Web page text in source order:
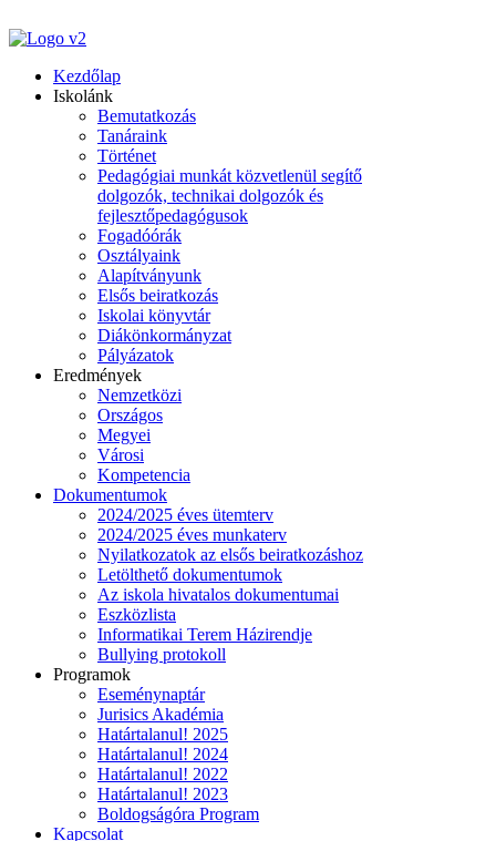
Kezdőlap
Iskolánk
Bemutatkozás
Tanáraink
Történet
Pedagógiai munkát közvetlenül segítő
dolgozók, technikai dolgozók és
fejlesztőpedagógusok
Fogadóórák
Osztályaink
Alapítványunk
Elsős beiratkozás
Iskolai könyvtár
Diákönkormányzat
Pályázatok
Eredmények
Nemzetközi
Országos
Megyei
Városi
Kompetencia
Dokumentumok
2024/2025 éves ütemterv
2024/2025 éves munkaterv
Nyilatkozatok az elsős beiratkozáshoz
Letölthető dokumentumok
Az iskola hivatalos dokumentumai
Eszközlista
Informatikai Terem Házirendje
Bullying protokoll
Programok
Eseménynaptár
Jurisics Akadémia
Határtalanul! 2025
Határtalanul! 2024
Határtalanul! 2022
Határtalanul! 2023
Boldogságóra Program
Kapcsolat